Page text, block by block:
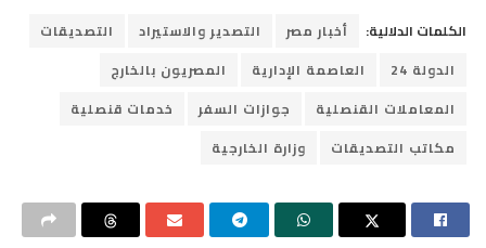
الكلمات الدلالية: أخبار مصر التصدير والاستيراد
التصديقات
الدولة 24
العاصمة الإدارية
المصريون بالخارج
المعاملات القنصلية
جوازات السفر
خدمات قنصلية
مكاتب التصديقات
وزارة الخارجية